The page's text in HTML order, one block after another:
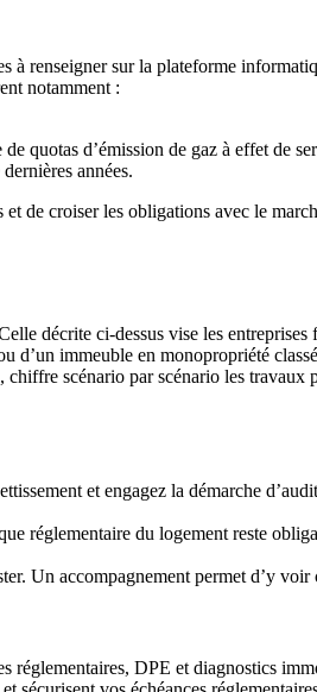
renseigner sur la plateforme
notamment :
quotas d’émission de gaz à effet de
années.
de croiser les obligations avec le
décrite ci-dessus vise les
d’un immeuble en monopropriété
scénario par scénario les
et engagez la démarche
réglementaire du logement reste
Un accompagnement permet d’y
réglementaires, DPE et diagnostics